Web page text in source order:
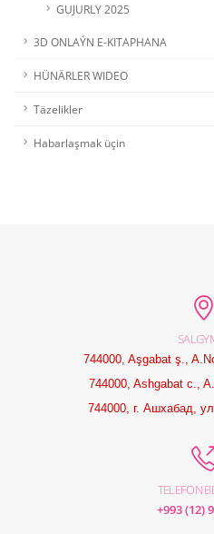
GUJURLY 2025
3D ONLAÝN E-KITAPHANA
HÜNÄRLER WIDEO
Täzelikler
Habarlaşmak üçin
744000, Aşgabat ş.,
744000, Ashgabat c.,
744000, г. Ашхабад,
TELEFON
+993 (12)